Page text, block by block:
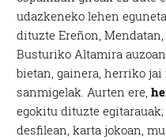
udazkeneko lehen
dituzte Ereñon,
Busturiko Altamira
bietan, gainera, herriko
sanmigelak. Aurten ere,
egokitu dituzte
desfilean, karta jokoan,